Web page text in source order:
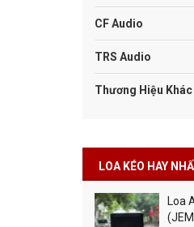
CF Audio
TRS Audio
Thương Hiệu Khác
LOA KÉO HAY
Loa